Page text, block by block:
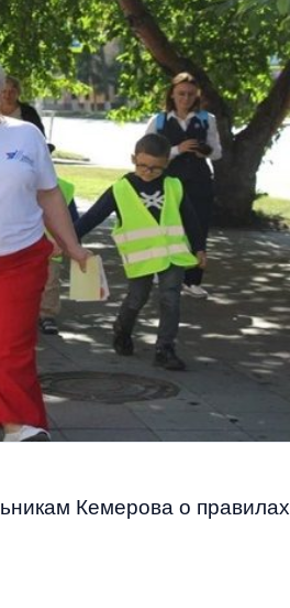
Кемерова о правилах